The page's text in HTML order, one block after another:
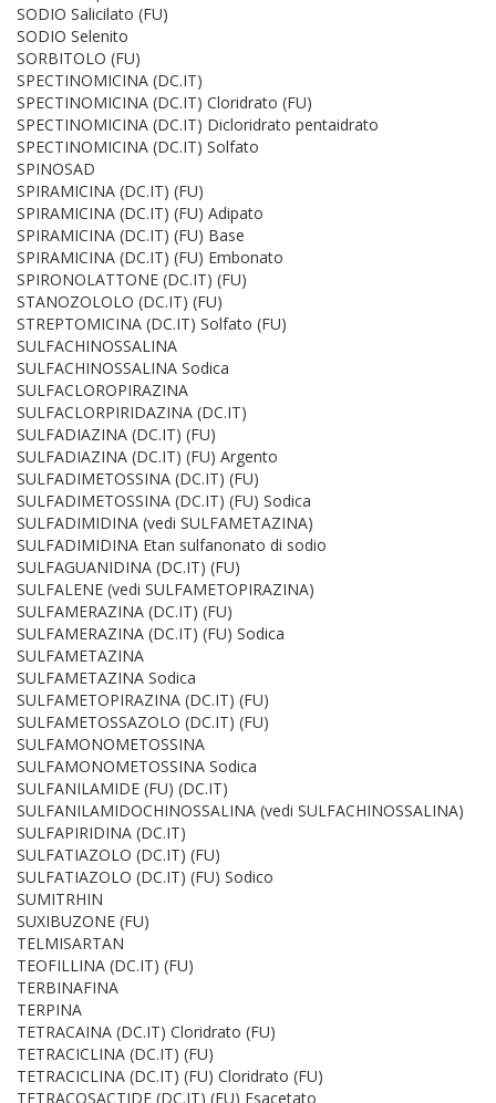
SODIO Salicilato (FU)
SODIO Selenito
SORBITOLO (FU)
SPECTINOMICINA (DC.IT)
SPECTINOMICINA (DC.IT) Cloridrato (FU)
SPECTINOMICINA (DC.IT) Dicloridrato pentaidrato
SPECTINOMICINA (DC.IT) Solfato
SPINOSAD
SPIRAMICINA (DC.IT) (FU)
SPIRAMICINA (DC.IT) (FU) Adipato
SPIRAMICINA (DC.IT) (FU) Base
SPIRAMICINA (DC.IT) (FU) Embonato
SPIRONOLATTONE (DC.IT) (FU)
STANOZOLOLO (DC.IT) (FU)
STREPTOMICINA (DC.IT) Solfato (FU)
SULFACHINOSSALINA
SULFACHINOSSALINA Sodica
SULFACLOROPIRAZINA
SULFACLORPIRIDAZINA (DC.IT)
SULFADIAZINA (DC.IT) (FU)
SULFADIAZINA (DC.IT) (FU) Argento
SULFADIMETOSSINA (DC.IT) (FU)
SULFADIMETOSSINA (DC.IT) (FU) Sodica
SULFADIMIDINA (vedi SULFAMETAZINA)
SULFADIMIDINA Etan sulfanonato di sodio
SULFAGUANIDINA (DC.IT) (FU)
SULFALENE (vedi SULFAMETOPIRAZINA)
SULFAMERAZINA (DC.IT) (FU)
SULFAMERAZINA (DC.IT) (FU) Sodica
SULFAMETAZINA
SULFAMETAZINA Sodica
SULFAMETOPIRAZINA (DC.IT) (FU)
SULFAMETOSSAZOLO (DC.IT) (FU)
SULFAMONOMETOSSINA
SULFAMONOMETOSSINA Sodica
SULFANILAMIDE (FU) (DC.IT)
SULFANILAMIDOCHINOSSALINA (vedi SULFACHINOSSALINA)
SULFAPIRIDINA (DC.IT)
SULFATIAZOLO (DC.IT) (FU)
SULFATIAZOLO (DC.IT) (FU) Sodico
SUMITRHIN
SUXIBUZONE (FU)
TELMISARTAN
TEOFILLINA (DC.IT) (FU)
TERBINAFINA
TERPINA
TETRACAINA (DC.IT) Cloridrato (FU)
TETRACICLINA (DC.IT) (FU)
TETRACICLINA (DC.IT) (FU) Cloridrato (FU)
TETRACOSACTIDE (DC.IT) (FU) Esacetato